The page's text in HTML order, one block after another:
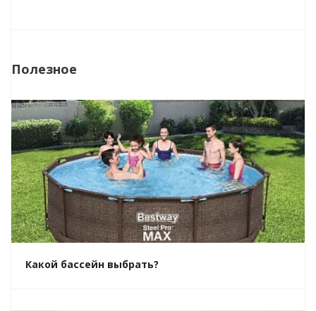
Полезное
Какой бассейн выбрать?